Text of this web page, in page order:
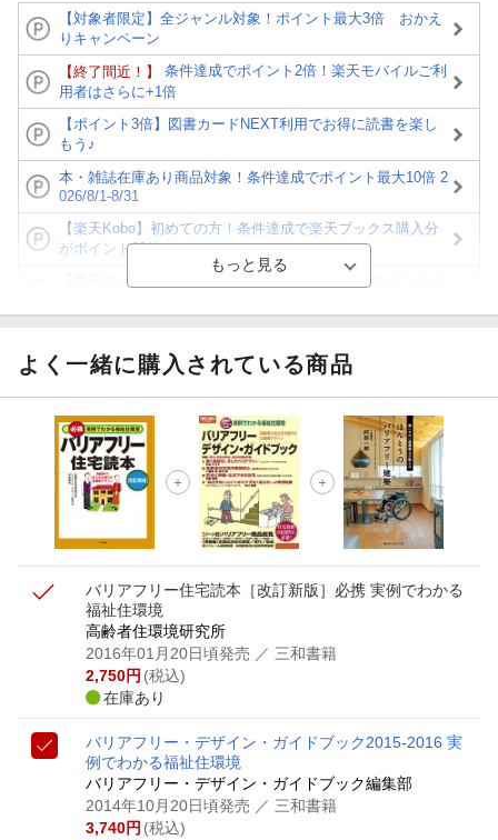
【対象者限定】全ジャンル対象！ポイント最大3倍 おかえ
りキャンペーン
【終了間近！】
条件達成でポイント2倍！楽天モバイルご利
用者はさらに+1倍
【ポイント3倍】図書カードNEXT利用でお得に読書を楽し
もう♪
本・雑誌在庫あり商品対象！条件達成でポイント最大10倍 2
026/8/1-8/31
【楽天Kobo】初めての方！条件達成で楽天ブックス購入分
がポイント20倍
【楽天モバイルご利用者限定】条件達成で100万ポイント山
ト山分け
エントリー＆3,000円以上購入で無料データSIM（3GB/月プ
ラン）が当たる！
楽天モバイル紹介キャンペーンの拡散で300円OFFクーポン
進呈
よく一緒に購入されている商品
バリアフリー住宅読本［改訂新版］ 必携 実例でわかる
福祉住環境
高齢者住環境研究所
2016年01月20日頃発売 ／ 三和書籍
2,750円 (税込)
在庫あり
バリアフリー・デザイン・ガイドブック2015-2016 実
例でわかる福祉住環境
バリアフリー・デザイン・ガイドブック編集部
2014年10月20日頃発売 ／ 三和書籍
3,740円 (税込)